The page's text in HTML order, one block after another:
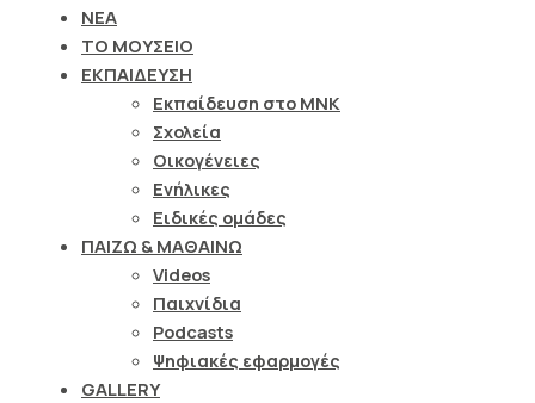
ΝΕΑ
ΤΟ ΜΟΥΣΕΙΟ
ΕΚΠΑΙΔΕΥΣΗ
Εκπαίδευση στο ΜΝΚ
Σχολεία
Οικογένειες
Ενήλικες
Ειδικές ομάδες
ΠΑΙΖΩ & ΜΑΘΑΙΝΩ
Videos
Παιχνίδια
Podcasts
Ψηφιακές εφαρμογές
GALLERY